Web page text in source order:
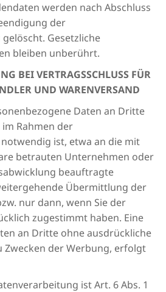
werden nach Abschluss
der
Gesetzliche
bleiben unberührt.
BEI VERTRAGSSCHLUSS FÜR
UND WARENVERSAND
Daten an Dritte
Rahmen der
ist, etwa an die mit
betrauten Unternehmen oder
beauftragte
Übermittlung der
nur dann, wenn Sie der
zugestimmt haben. Eine
an Dritte ohne ausdrückliche
Zwecken der Werbung, erfolgt
ist Art. 6 Abs. 1